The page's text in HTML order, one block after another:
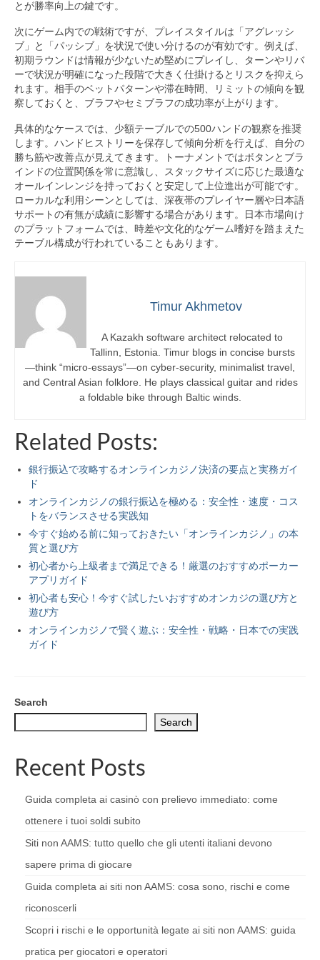
とが勝率向上の鍵です。
次にゲーム内での戦術ですが、プレイスタイルは「アグレッシ
ブ」と「パッシブ」を状況で使い分けるのが有効です。例えば、
初期ラウンドは情報が少ないため堅めにプレイし、ターンやリバ
ーで状況が明確になった段階で大きく仕掛けるとリスクを抑えら
れます。相手のベットパターンや滞在時間、リミットの傾向を観
察しておくと、ブラフやセミブラフの成功率が上がります。
具体的なケースでは、少額テーブルでの500ハンドの観察を推奨
します。ハンドヒストリーを保存して傾向分析を行えば、自分の
勝ち筋や改善点が見えてきます。トーナメントではボタンとブラ
インドの位置関係を常に意識し、スタックサイズに応じた最適な
オールインレンジを持っておくと安定して上位進出が可能です。
ローカルな利用シーンとしては、深夜帯のプレイヤー層や日本語
サポートの有無が成績に影響する場合があります。日本市場向け
のプラットフォームでは、時差や文化的なゲーム嗜好を踏まえた
テーブル構成が行われていることもあります。
Timur Akhmetov
A Kazakh software architect relocated to
Tallinn, Estonia. Timur blogs in concise bursts
—think “micro-essays”—on cyber-security, minimalist travel,
and Central Asian folklore. He plays classical guitar and rides
a foldable bike through Baltic winds.
Related Posts:
銀行振込で攻略するオンラインカジノ決済の要点と実務ガイ
ド
オンラインカジノの銀行振込を極める：安全性・速度・コス
トをバランスさせる実践知
今すぐ始める前に知っておきたい「オンラインカジノ」の本
質と選び方
初心者から上級者まで満足できる！厳選のおすすめポーカー
アプリガイド
初心者も安心！今すぐ試したいおすすめオンカジの選び方と
遊び方
オンラインカジノで賢く遊ぶ：安全性・戦略・日本での実践
ガイド
Search
Search
Recent Posts
Guida completa ai casinò con prelievo immediato: come
ottenere i tuoi soldi subito
Siti non AAMS: tutto quello che gli utenti italiani devono
sapere prima di giocare
Guida completa ai siti non AAMS: cosa sono, rischi e come
riconoscerli
Scopri i rischi e le opportunità legate ai siti non AAMS: guida
pratica per giocatori e operatori